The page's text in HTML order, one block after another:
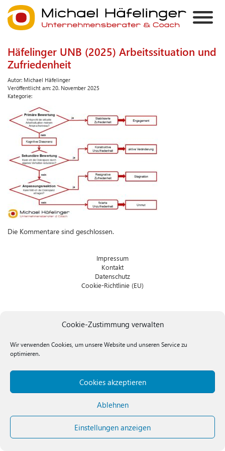
Cookie-Zustimmung verwalten
Wir verwenden Cookies, um unsere Website und unseren Service zu
optimieren.
Cookies akzeptieren
Ablehnen
Einstellungen anzeigen
Häfelinger UNB (2025) Arbeitssituation und
Zufriedenheit
Autor: Michael Häfelinger
Veröffentlicht am: 20. November 2025
Kategorie:
Die Kommentare sind geschlossen.
Impressum
Kontakt
Datenschutz
Cookie-Richtlinie (EU)